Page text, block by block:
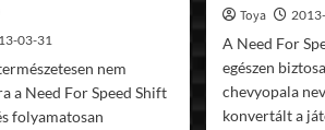
03-31
nem
a Need For Speed Shift
folyamatosan
Toya
A Need For
egészen
chevyopala
konvertált a